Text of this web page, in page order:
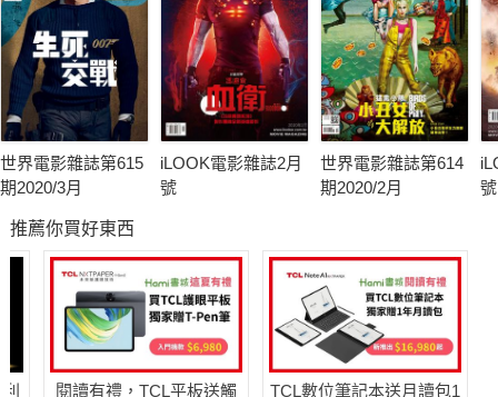
漫威電影版圖！
MOVIE FEATURE電影特寫
64 BOTY世界Battle
尬上霹靂舞國際舞台！
66 日落真相
70 阿米爾罕之大搜索
寶萊塢明星墜海引爆連鎖反應，驚人結局出乎意料！
74 謝罪大王
日本喜劇編、導宮藤官九郎與水田伸生黃金組合2013年度最新力
世界電影雜誌第615
期2020/3月
iLOOK電影雜誌2月
號
世界電影雜誌第614
期2020/2月
號
推薦你買好東西
閱讀有禮，TCL平板送觸 TCL數位筆記本送月讀包1